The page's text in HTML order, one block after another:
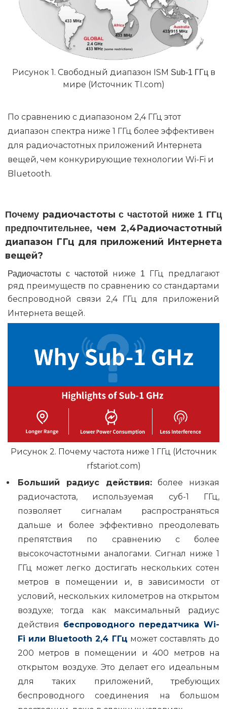
Рисунок 1. Свободный диапазон ISM Sub-1 ГГц в
мире (Источник TI.com)
По сравнению с диапазоном 2,4 ГГц этот
диапазон спектра ниже 1 ГГц более эффективен
для радиочастотных приложений Интернета
вещей, чем конкурирующие технологии Wi-Fi и
Bluetooth.
Почему радиочастотыс частотой ниже 1 ГГц
предпочтительнее, чем 2,4Радиочастотный
диапазон ГГц для приложений Интернета
вещей?
Радиочастоты с частотой ниже 1 ГГц предлагают
ряд преимуществ по сравнению со стандартами
беспроводной связи 2,4 ГГцдля приложений
Интернета вещей.
Рисунок 2. Почему частота ниже 1 ГГц (Источник
rfstariot.com)
Больший радиус действия:более низкая
радиочастота, используемая суб-1 ГГц,
позволяет сигналам распространяться
дальше и более эффективно преодолевать
препятствия по сравнению с более
высокочастотными аналогами. Сигнал ниже 1
ГГц может легко достигать нескольких сотен
метров в помещении и, в зависимости от
условий, нескольких километров на открытом
воздухе; тогда как максимальный радиус
действия беспроводного передатчика Wi-
Fi или Bluetooth 2,4 ГГц может составлять до
200 метров в помещении и 400 метров на
открытом воздухе. Это делает его идеальным
для таких приложений, требующих
беспроводного соединения на большом